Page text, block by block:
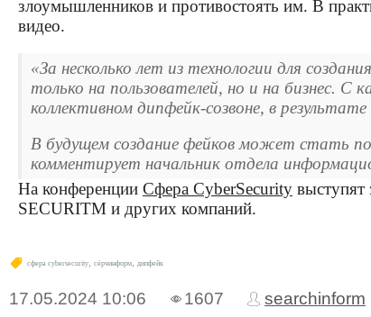
злоумышленников и противостоять им. В
видео.
«За несколько лет из технологии для
только на пользователей, но и на бизнес.
коллективном дипфейк-созвоне, в
В будущем создание фейков может стать
комментирует начальник отдела
На конференции Cфера CyberSecurity выступят
SECURITM и других компаний.
cфера cybersecurity, сёрчинформ, дипфейк
17.05.2024 10:06 1607 searchinform